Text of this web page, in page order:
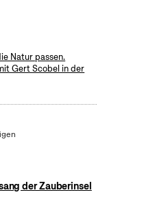
Natur passen.
Gert Scobel in der
der Zauberinsel